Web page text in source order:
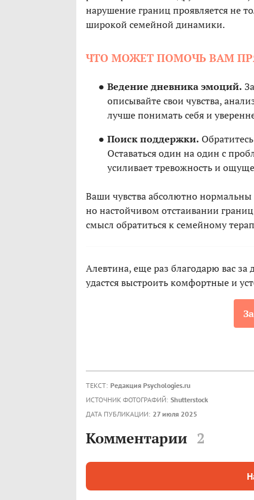
нарушение границ проявляется не
широкой семейной динамики.
ЧТО МОЖЕТ ПОМОЧЬ ВАМ
Ведение дневника эмоций.
описывайте свои чувства,
лучше понимать себя и
Поиск поддержки.
Оставаться один на один с
усиливает тревожность и
Ваши чувства абсолютно
но настойчивом отстаивании
смысл обратиться к семейному
Алевтина, еще раз благодарю вас за
удастся выстроить комфортные и
ТЕКСТ: Редакция Psychologies.ru
ИСТОЧНИК ФОТОГРАФИЙ: Shutterstock
ДАТА ПУБЛИКАЦИИ: 27 июля 2025
Комментарии 2